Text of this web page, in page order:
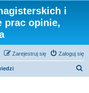
i
prac opinie,
Zaloguj się
Zarejestruj się